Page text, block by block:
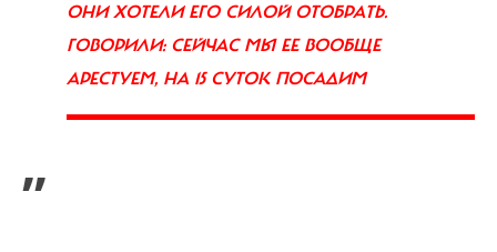
ОНИ ХОТЕЛИ ЕГО СИЛОЙ ОТОБРАТЬ.
ГОВОРИЛИ: СЕЙЧАС МЫ ЕЕ ВООБЩЕ
АРЕСТУЕМ, НА 15 СУТОК ПОСАДИМ
”